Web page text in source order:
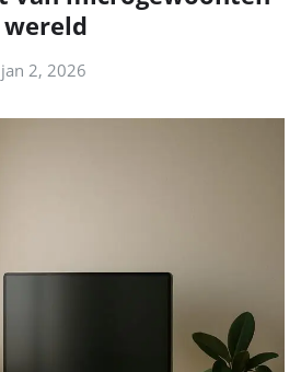
jan 2, 2026